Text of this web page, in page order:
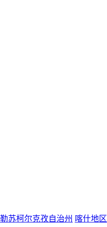
苏柯尔克孜自治州 喀什地区